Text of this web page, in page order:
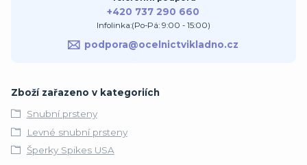
+420 737 290 660
Infolinka:(Po-Pá: 9:00 - 15:00)
podpora@ocelnictvikladno.cz
Zboží zařazeno v kategoriích
Snubní prsteny
Levné snubní prsteny
Šperky Spikes USA